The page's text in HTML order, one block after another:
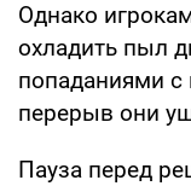
Однако
охладить пыл
попаданиями с
перерыв они
Пауза перед